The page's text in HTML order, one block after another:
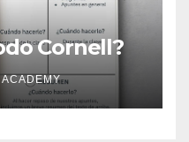
Cornell?
ACADEMY